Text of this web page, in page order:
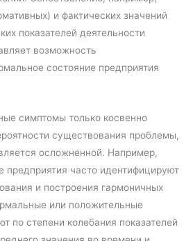
и фактических значений
показателей деятельности
возможность
состояние предприятия
симптомы только косвенно
существования проблемы,
осложненной. Например,
предприятия часто идентифицируют
и построения гармоничных
или положительные
по степени колебания показателей